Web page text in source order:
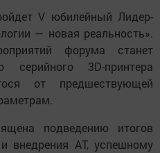
V юбилейный Лидер-
— новая реальность».
форума станет
серийного 3D-принтера
от предшествующей
подведению итогов
внедрения АТ, успешному